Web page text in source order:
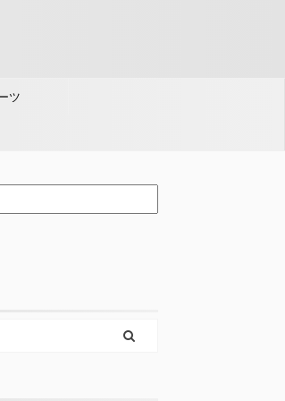
ツ